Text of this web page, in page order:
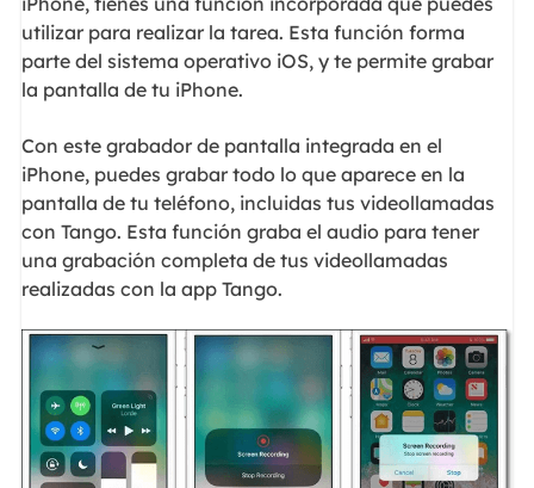
utilizar para realizar la tarea. Esta función forma
parte del sistema operativo iOS, y te permite grabar
la pantalla de tu iPhone.
Con este grabador de pantalla integrada en el
iPhone, puedes grabar todo lo que aparece en la
pantalla de tu teléfono, incluidas tus videollamadas
con Tango. Esta función graba el audio para tener
una grabación completa de tus videollamadas
realizadas con la app Tango.